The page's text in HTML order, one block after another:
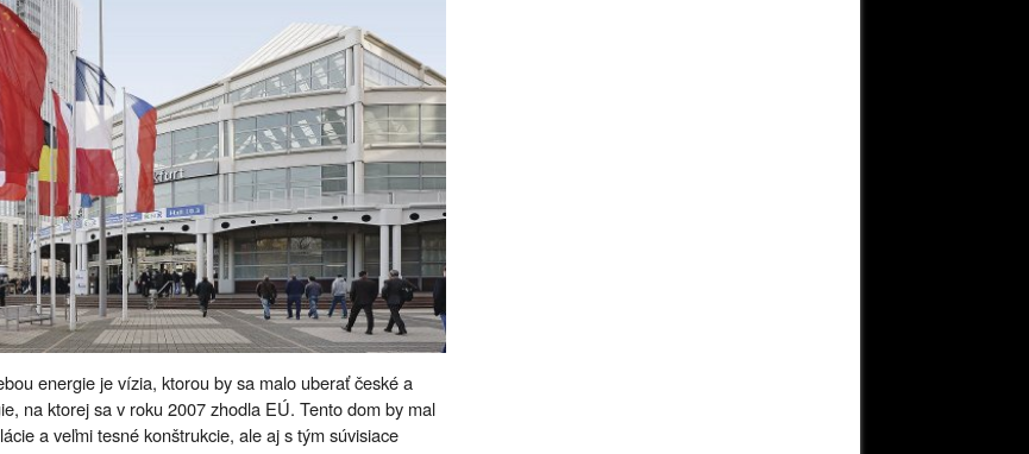
energie je vízia, ktorou by sa malo uberať české a
na ktorej sa v roku 2007 zhodla EÚ. Tento dom by mal
a veľmi tesné konštrukcie, ale aj s tým súvisiace